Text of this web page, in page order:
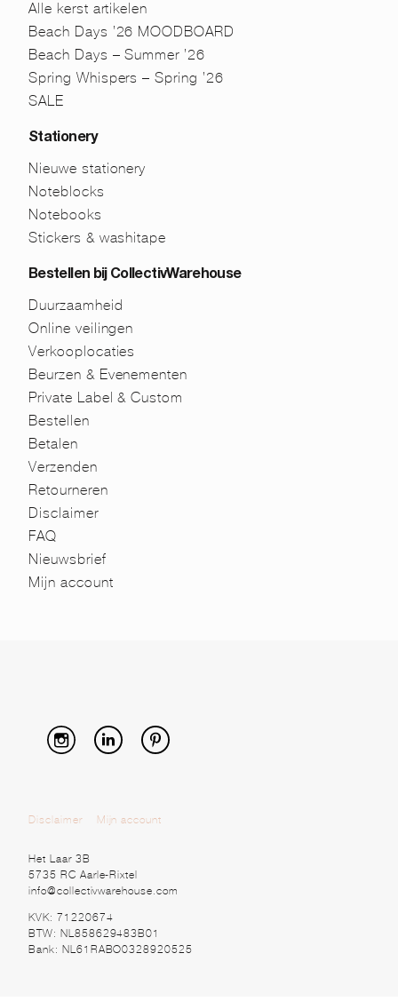
Alle kerst artikelen
Beach Days ’26 MOODBOARD
Beach Days – Summer ’26
Spring Whispers – Spring ’26
SALE
Stationery
Nieuwe stationery
Noteblocks
Notebooks
Stickers & washitape
Bestellen bij CollectivWarehouse
Duurzaamheid
Online veilingen
Verkooplocaties
Beurzen & Evenementen
Private Label & Custom
Bestellen
Betalen
Verzenden
Retourneren
Disclaimer
FAQ
Nieuwsbrief
Mijn account
Disclaimer Mijn account
Het Laar 3B
5735 RC Aarle-Rixtel
info@collectivwarehouse.com
KVK: 71220674
BTW: NL858629483B01
Bank: NL61RABO0328920525